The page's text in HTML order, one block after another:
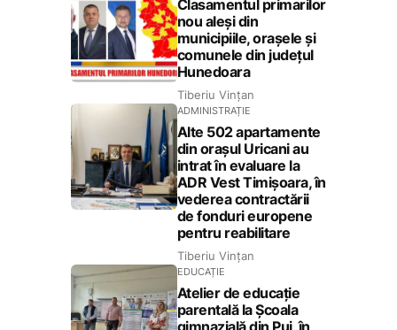
Clasamentul primarilor
nou aleși din
municipiile, orașele și
comunele din județul
Hunedoara
Tiberiu Vințan
ADMINISTRAȚIE
Alte 502 apartamente
din orașul Uricani au
intrat în evaluare la
ADR Vest Timișoara, în
vederea contractării
de fonduri europene
pentru reabilitare
Tiberiu Vințan
EDUCAȚIE
Atelier de educație
parentală la Școala
gimnazială din Pui, în